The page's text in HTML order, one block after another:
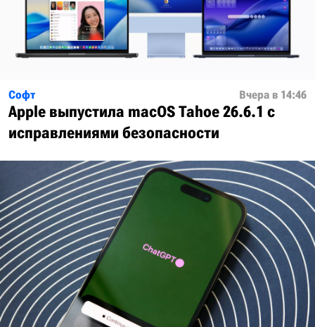
Софт Вчера в 14:46
Apple выпустила macOS Tahoe 26.6.1 с
исправлениями безопасности